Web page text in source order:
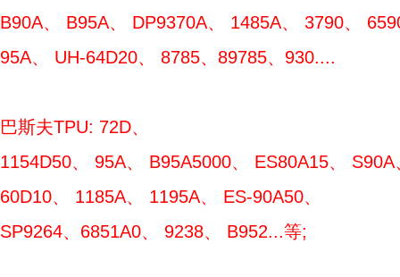
B90A、 B95A、 DP9370A、 1485A、 3790、
95A、 UH-64D20、 8785、89785、930....
巴斯夫TPU: 72D、
1154D50、 95A、 B95A5000、 ES80A15、
60D10、 1185A、 1195A、 ES-90A50、
SP9264、6851A0、 9238、 B952...等;